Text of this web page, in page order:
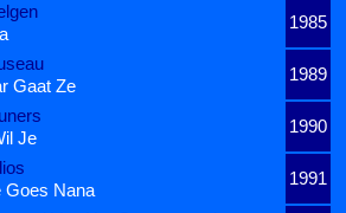
1985
1989
Gaat Ze
1990
Je
1991
Goes Nana